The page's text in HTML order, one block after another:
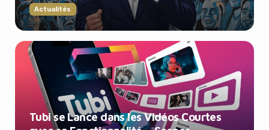
Actualités
Tubi se Lance dans les Vidéos Courtes